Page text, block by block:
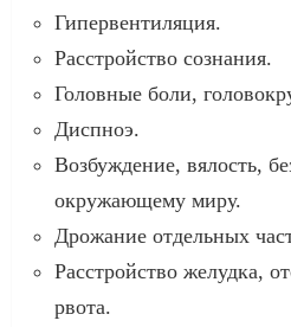
Гипервентиляция.
Расстройство сознания.
Головные боли,
Диспноэ.
Возбуждение, вялость,
окружающему миру.
Дрожание отдельных
Расстройство желудка,
рвота.